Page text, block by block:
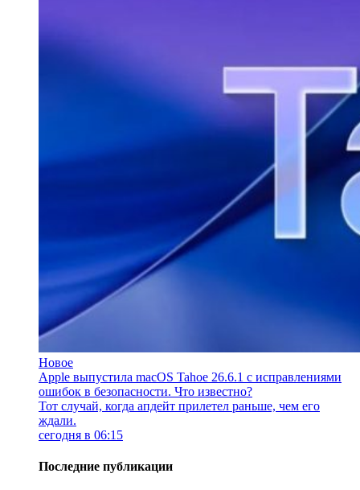
Новое
Apple выпустила macOS Tahoe 26.6.1 с исправлениями
ошибок в безопасности. Что известно?
Тот случай, когда апдейт прилетел раньше, чем его
ждали.
сегодня в 06:15
Последние публикации